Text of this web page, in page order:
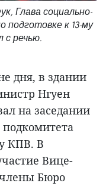
Глава социально-
подготовке к 13-му
с речью.
дня, в здании
Нгуен
на заседании
КПВ. В
Вице-
Бюро